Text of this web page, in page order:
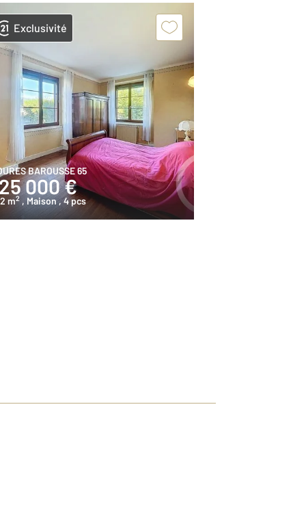
Exclusivité
BAROUSSE 65
000 €
m2 , Maison, 4 pcs